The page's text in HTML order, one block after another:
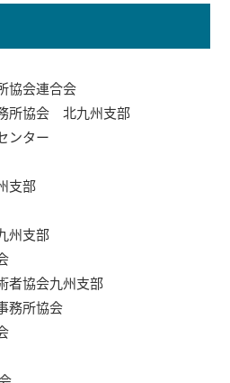
協会連合会
所協会 北九州支部
ンター
支部
州支部
者協会九州支部
務所協会